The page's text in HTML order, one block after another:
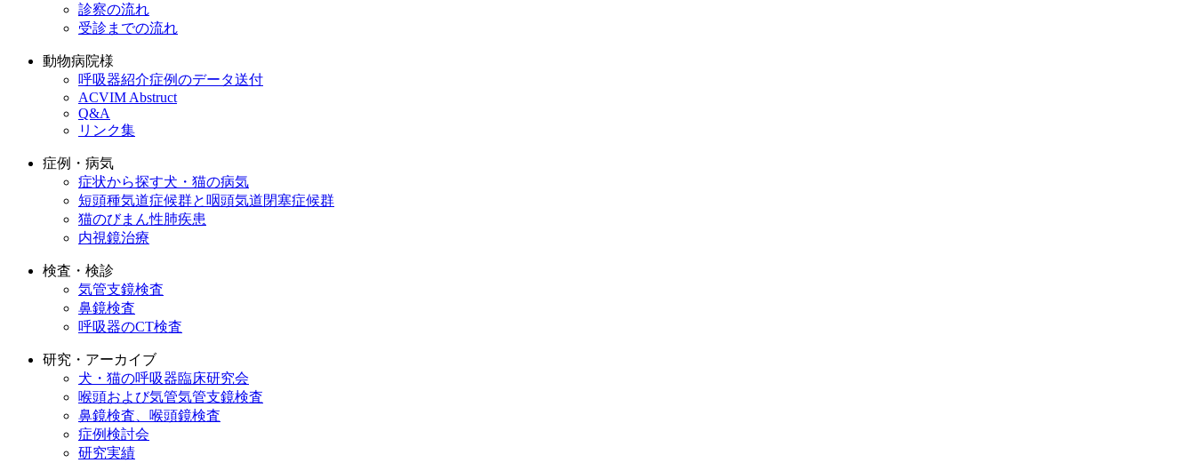
診察の流れ
受診までの流れ
動物病院様
呼吸器紹介症例のデータ送付
ACVIM Abstruct
Q&A
リンク集
症例・病気
症状から探す犬・猫の病気
短頭種気道症候群と咽頭気道閉塞症候群
猫のびまん性肺疾患
内視鏡治療
検査・検診
気管支鏡検査
鼻鏡検査
呼吸器のCT検査
研究・アーカイブ
犬・猫の呼吸器臨床研究会
喉頭および気管気管支鏡検査
鼻鏡検査、喉頭鏡検査
症例検討会
研究実績